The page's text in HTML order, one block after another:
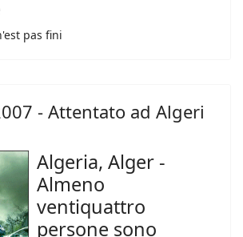
pas fini
- Attentato ad Algeri
Algeria, Alger -
Almeno
ventiquattro
persone sono